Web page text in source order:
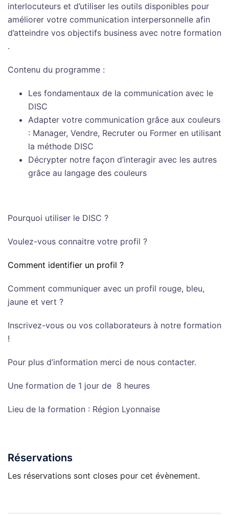
interlocuteurs et d’utiliser les outils disponibles pour
améliorer votre communication interpersonnelle afin
d’atteindre vos objectifs business avec notre formation
.
Contenu du programme :
Les fondamentaux de la communication avec le
DISC
Adapter votre communication grâce aux couleurs
: Manager, Vendre, Recruter ou Former en utilisant
la méthode DISC
Décrypter notre façon d’interagir avec les autres
grâce au langage des couleurs
Pourquoi utiliser le DISC ?
Voulez-vous connaitre votre profil ?
Comment identifier un profil ?
Comment communiquer avec un profil rouge, bleu,
jaune et vert ?
Inscrivez-vous ou vos collaborateurs à notre formation
!
Pour plus d’information merci de nous contacter.
Une formation de 1 jour de 8 heures
Lieu de la formation : Région Lyonnaise
Réservations
Les réservations sont closes pour cet évènement.